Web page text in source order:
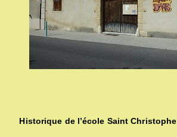
Historique de l’école Saint Christophe